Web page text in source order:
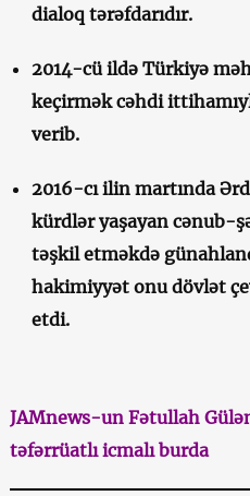
dialoq tərəfdarıdır.
2014-cü ildə Türkiyə
keçirmək cəhdi
verib.
2016-cı ilin martında
kürdlər yaşayan cənub-
təşkil etməkdə
hakimiyyət onu dövlət
etdi.
JAMnews-un Fətullah
təfərrüatlı icmalıburda